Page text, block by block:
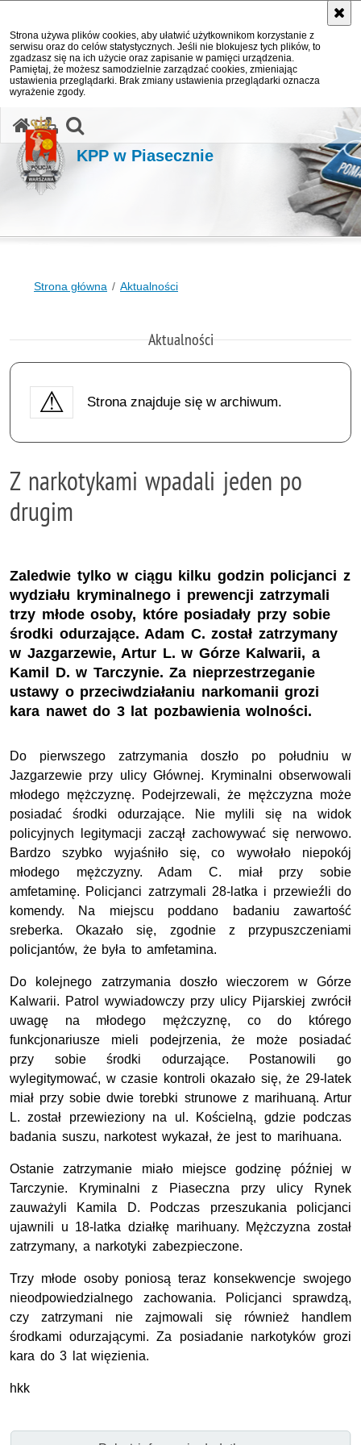
Strona używa plików cookies, aby ułatwić użytkownikom korzystanie z
serwisu oraz do celów statystycznych. Jeśli nie blokujesz tych plików, to
zgadzasz się na ich użycie oraz zapisanie w pamięci urządzenia.
Pamiętaj, że możesz samodzielnie zarządzać cookies, zmieniając
ustawienia przeglądarki. Brak zmiany ustawienia przeglądarki oznacza
wyrażenie zgody.
KPP w Piasecznie
Strona główna Aktualności
Aktualności
Strona znajduje się w archiwum.
Z narkotykami wpadali jeden po
drugim
Zaledwie tylko w ciągu kilku godzin policjanci z
wydziału kryminalnego i prewencji zatrzymali
trzy młode osoby, które posiadały przy sobie
środki odurzające. Adam C. został zatrzymany
w Jazgarzewie, Artur L. w Górze Kalwarii, a
Kamil D. w Tarczynie. Za nieprzestrzeganie
ustawy o przeciwdziałaniu narkomanii grozi
kara nawet do 3 lat pozbawienia wolności.
Do pierwszego zatrzymania doszło po południu w
Jazgarzewie przy ulicy Głównej. Kryminalni obserwowali
młodego mężczyznę. Podejrzewali, że mężczyzna może
posiadać środki odurzające. Nie mylili się na widok
policyjnych legitymacji zaczął zachowywać się nerwowo.
Bardzo szybko wyjaśniło się, co wywołało niepokój
młodego mężczyzny. Adam C. miał przy sobie
amfetaminę. Policjanci zatrzymali 28-latka i przewieźli do
komendy. Na miejscu poddano badaniu zawartość
sreberka. Okazało się, zgodnie z przypuszczeniami
policjantów, że była to amfetamina.
Do kolejnego zatrzymania doszło wieczorem w Górze
Kalwarii. Patrol wywiadowczy przy ulicy Pijarskiej zwrócił
uwagę na młodego mężczyznę, co do którego
funkcjonariusze mieli podejrzenia, że może posiadać
przy sobie środki odurzające. Postanowili go
wylegitymować, w czasie kontroli okazało się, że 29-latek
miał przy sobie dwie torebki strunowe z marihuaną. Artur
L. został przewieziony na ul. Kościelną, gdzie podczas
badania suszu, narkotest wykazał, że jest to marihuana.
Ostanie zatrzymanie miało miejsce godzinę później w
Tarczynie. Kryminalni z Piaseczna przy ulicy Rynek
zauważyli Kamila D. Podczas przeszukania policjanci
ujawnili u 18-latka działkę marihuany. Mężczyzna został
zatrzymany, a narkotyki zabezpieczone.
Trzy młode osoby poniosą teraz konsekwencje swojego
nieodpowiedzialnego zachowania. Policjanci sprawdzą,
czy zatrzymani nie zajmowali się również handlem
środkami odurzającymi. Za posiadanie narkotyków grozi
kara do 3 lat więzienia.
hkk